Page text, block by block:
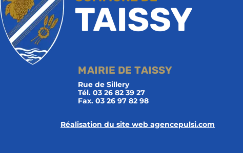
MAIRIE DE TAISSY
Rue de Sillery
Tél. 03 26 82 39 27
Fax. 03 26 97 82 98
Réalisation du site web agencepulsi.com